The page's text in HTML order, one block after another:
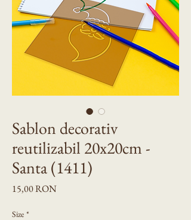
Sablon decorativ
reutilizabil 20x20cm -
Santa (1411)
15,00 RONPreț
Size *